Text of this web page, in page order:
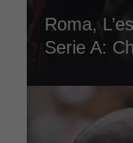
Roma,
Serie A: